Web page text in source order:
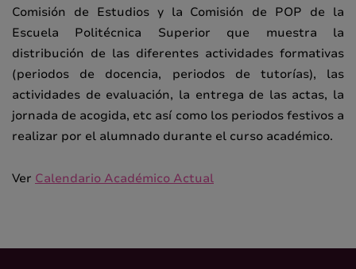
Comisión de Estudios y la Comisión de POP de la
Escuela Politécnica Superior que muestra la
distribución de las diferentes actividades formativas
(periodos de docencia, periodos de tutorías), las
actividades de evaluación, la entrega de las actas, la
jornada de acogida, etc así como los periodos festivos a
realizar por el alumnado durante el curso académico.
Ver Calendario Académico Actual